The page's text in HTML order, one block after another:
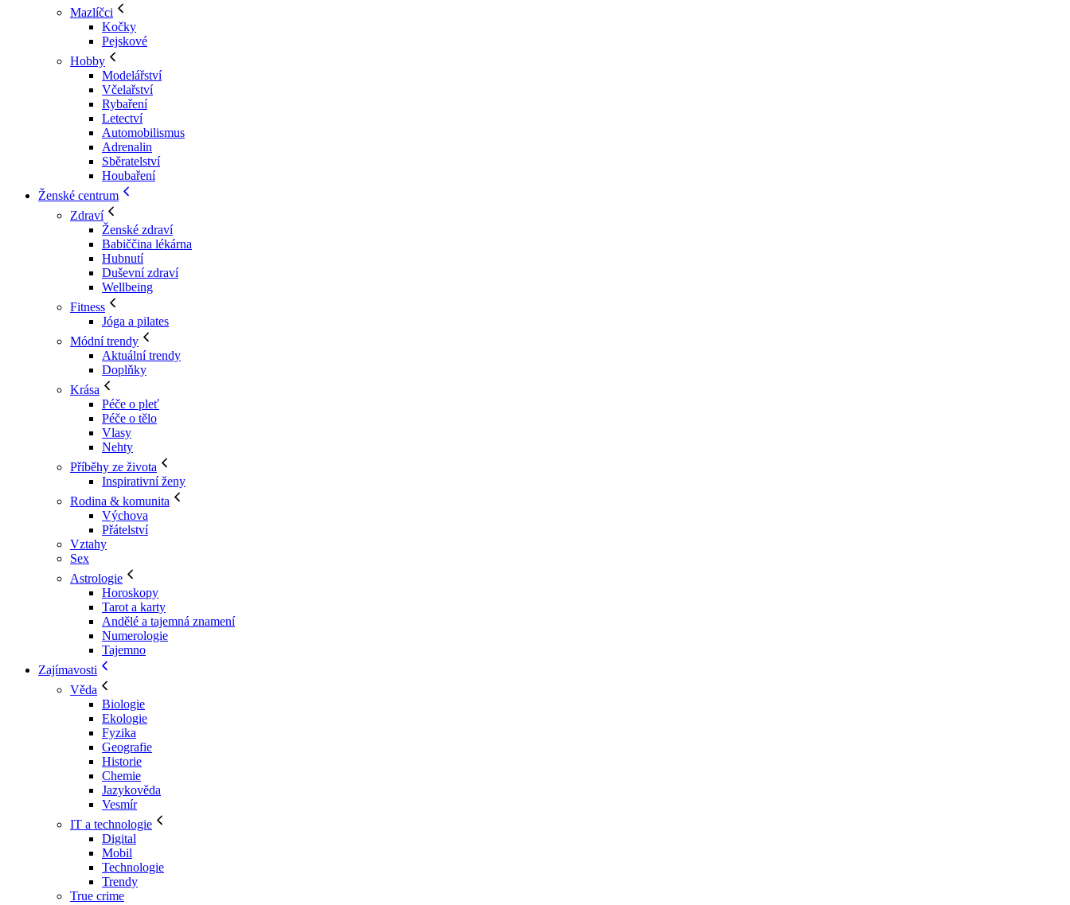
Mazlíčci
Kočky
Pejskové
Hobby
Modelářství
Včelařství
Rybaření
Letectví
Automobilismus
Adrenalin
Sběratelství
Houbaření
Ženské centrum
Zdraví
Ženské zdraví
Babiččina lékárna
Hubnutí
Duševní zdraví
Wellbeing
Fitness
Jóga a pilates
Módní trendy
Aktuální trendy
Doplňky
Krása
Péče o pleť
Péče o tělo
Vlasy
Nehty
Příběhy ze života
Inspirativní ženy
Rodina & komunita
Výchova
Přátelství
Vztahy
Sex
Astrologie
Horoskopy
Tarot a karty
Andělé a tajemná znamení
Numerologie
Tajemno
Zajímavosti
Věda
Biologie
Ekologie
Fyzika
Geografie
Historie
Chemie
Jazykověda
Vesmír
IT a technologie
Digital
Mobil
Technologie
Trendy
True crime